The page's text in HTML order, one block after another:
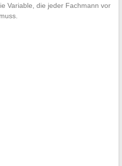
Variable, die jeder Fachmann vor